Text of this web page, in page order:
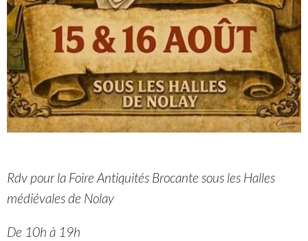
Rdv pour la Foire Antiquités Brocante sous les Halles
médiévales de Nolay
De 10h à 19h